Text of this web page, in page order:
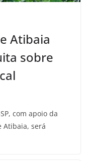
Atibaia
sobre
com apoio da
Atibaia, será